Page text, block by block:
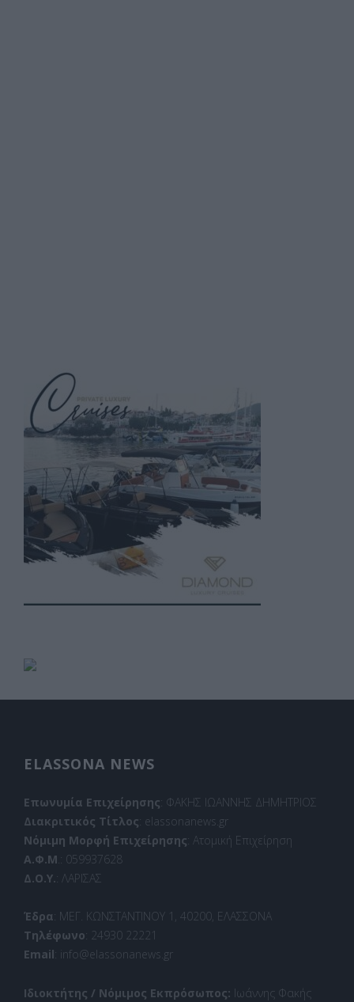
ELASSONA NEWS
Επωνυμία Επιχείρησης: ΦΑΚΗΣ ΙΩΑΝΝΗΣ ΔΗΜΗΤΡΙΟΣ
Διακριτικός Τίτλος: elassonanews.gr
Νόμιμη Μορφή Επιχείρησης: Ατομική Επιχείρηση
Α.Φ.Μ .: 059937628
Δ.Ο.Υ.: ΛΑΡΙΣΑΣ
Έδρα: ΜΕΓ. ΚΩΝΣΤΑΝΤΙΝΟΥ 1, 40200, ΕΛΑΣΣΟΝΑ
Τηλέφωνο: 24930 22221
Email: info@elassonanews.gr
Ιδιοκτήτης / Νόμιμος Εκπρόσωπος: Ιωάννης Φακής